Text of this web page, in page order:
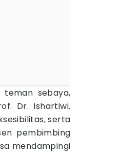
teman sebaya,
Dr. Ishartiwi.
serta
pembimbing
mendampingi